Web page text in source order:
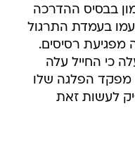
בבסיס ההדרכה
בעמדת התרגול
מפגיעת רסיסים.
כי החייל עלה
מפקד הפלגה שלו
לעשות זאת